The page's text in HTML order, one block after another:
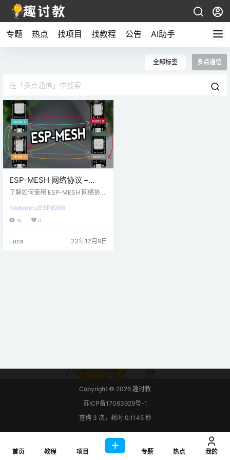
专题 热点 找项目 找教程 公告 AI助手
全部标签 多点通信
ESP-MESH 网络协议 –
ESP32 和 ESP8266使用
了解如何使用 ESP-MESH 网络协
MCU 开发板构建 Mesh 网络。ESP
-MESH 允许多个设备（节点）在单
在本教程中，我们将向您展示如何
Nodemcu/ESP8266
1k 0
Luca 23年12月9日
Copyright © 2026 趣讨教
苏ICP备17063929号-1
查询 3 次，耗时 0.1145 秒
首页 教程 项目 专题 热点 我的